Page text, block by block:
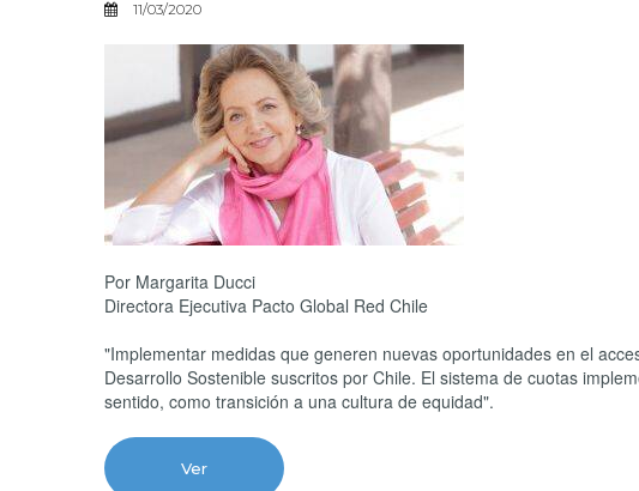
11/03/2020
Por Margarita Ducci
Directora Ejecutiva Pacto Global Red Chile
"Implementar medidas que generen nuevas oportunidades en el
Desarrollo Sostenible suscritos por Chile. El sistema de cuotas
sentido, como transición a una cultura de equidad".
Ver